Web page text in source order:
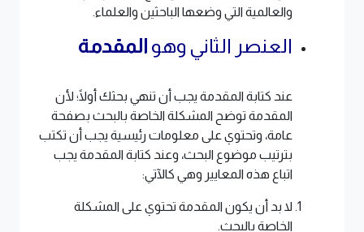
والعالمية التي وضعها الباحثين والعلماء.
العنصر الثاني وهو المقدمة
عند كتابة المقدمة يجب أن تنهي بحثك أولًا؛ لأن
المقدمة توضح المشكلة الخاصة بالبحث بصفحة
عامة، وتحتوي على معلومات رئيسية يجب أن تكتب
بترتيب موضوع البحث، وعند كتابة المقدمة يجب
اتباع هذه المعايير وهي كالآتي:
لا بد أن يكون المقدمة تحتوي على المشكلة
الخاصة بالبحث.